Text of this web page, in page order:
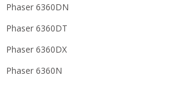
Phaser 6360DN
Phaser 6360DT
Phaser 6360DX
Phaser 6360N